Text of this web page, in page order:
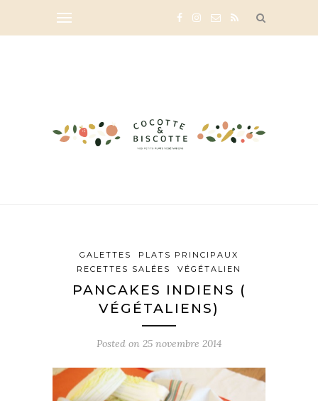
GALETTES
PLATS PRINCIPAUX
RECETTES SALÉES
VÉGÉTALIEN
PANCAKES INDIENS (
VÉGÉTALIENS)
Posted on 25 novembre 2014